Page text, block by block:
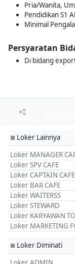
Pria/Wanita,
Pendidikan S1
Minimal
Persyaratan
Di bidang
■ Loker Lainnya
Loker MANAGER
Loker SPV CAFE
Loker CAPTAIN CAFE
Loker BAR CAFE
Loker WAITERSS
Loker STEWARD
Loker KARYAWAN
Loker MARKETING
■ Loker Diminati